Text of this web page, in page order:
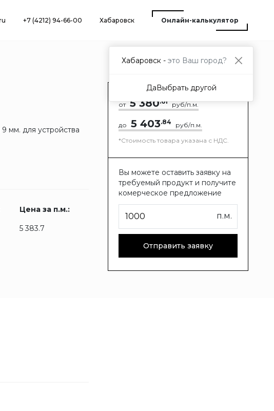
+7 (4212) 94-66-00 Хабаровск Онлайн-калькулятор
мм. для устройства
Цена за п.м.:
5 383.7
от 5 380.61 руб/п.м.
до 5 403.84
руб/п.м.
*Стоимость товара указана с НДС.
Вы можете оставить заявку на
требуемый продукт и получите
комерческое предложение
п.м.
Отправить заявку
Хабаровск - это Ваш город?
ДаВыбрать другой